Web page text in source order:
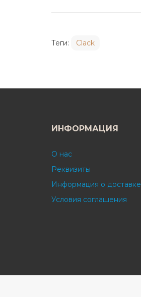
Теги: Clack
ИНФОРМАЦИЯ
О нас
Реквизиты
Информация о доставке
Условия соглашения